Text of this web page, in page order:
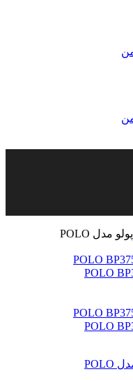
ساعت مچی زنانه پولو مدل POLO